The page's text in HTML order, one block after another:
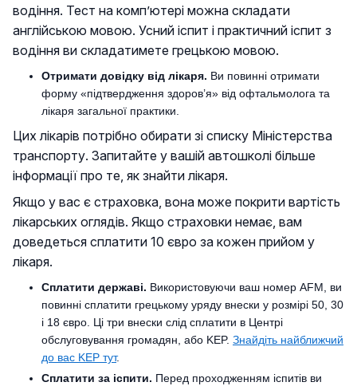
водіння. Тест на комп’ютері можна складати
англійською мовою. Усний іспит і практичний іспит з
водіння ви складатимете грецькою мовою.
Отримати довідку від лікаря. Ви повинні отримати
форму «підтвердження здоров’я» від офтальмолога та
лікаря загальної практики.
Цих лікарів потрібно обирати зі списку Міністерства
транспорту. Запитайте у вашій автошколі більше
інформації про те, як знайти лікаря.
Якщо у вас є страховка, вона може покрити вартість
лікарських оглядів. Якщо страховки немає, вам
доведеться сплатити 10 євро за кожен прийом у
лікаря.
Сплатити державі. Використовуючи ваш номер AFM, ви
повинні сплатити грецькому уряду внески у розмірі 50, 30
і 18 євро. Ці три внески слід сплатити в Центрі
обслуговування громадян, або KEP. Знайдіть найближчий
до вас KEP тут.
Сплатити за іспити. Перед проходженням іспитів ви